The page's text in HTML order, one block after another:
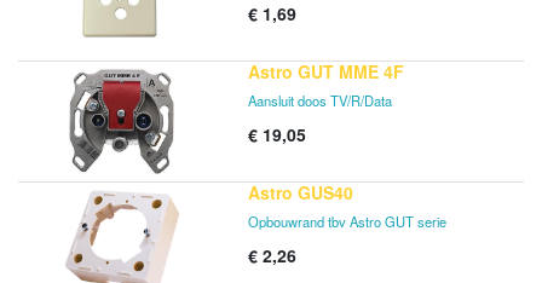
€ 1,69
Astro GUT MME 4F
Aansluit doos TV/R/Data
€ 19,05
Astro GUS40
Opbouwrand tbv Astro GUT serie
€ 2,26